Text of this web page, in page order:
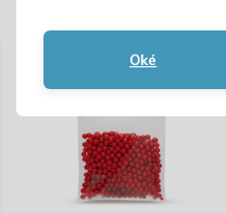
Oké